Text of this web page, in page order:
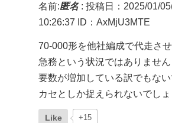
名前:匿名: 投稿日：2025/01/
10:26:37
ID：AxMjU3MTE
70-000形を他社編成で代走さ
急務という状況ではありませ
要数が増加している訳でもな
カセとしか捉えられないでしょ
Like +15